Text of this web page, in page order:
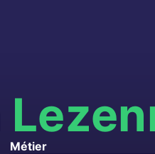
Métier